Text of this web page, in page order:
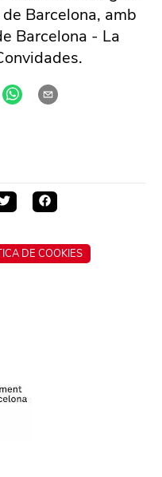
Barcelona, amb
Barcelona - La
DE COOKIES